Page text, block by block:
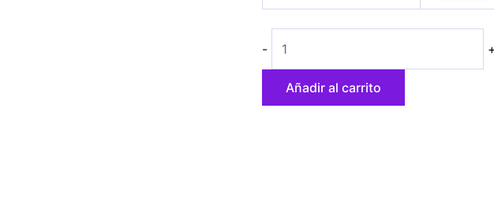
-
Waui
cantidad
+
Añadir al carrito